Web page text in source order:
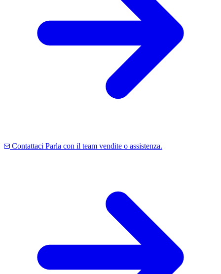
Contattaci Parla con il team vendite o assistenza.